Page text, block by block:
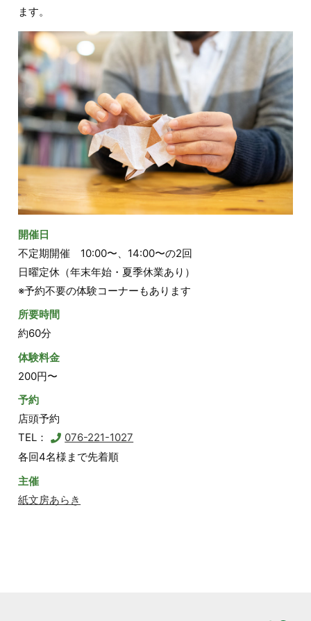
ます。
開催日
不定期開催 10:00〜、14:00〜の2回
日曜定休（年末年始・夏季休業あり）
※予約不要の体験コーナーもあります
所要時間
約60分
体験料金
200円〜
予約
店頭予約
TEL：
076-221-1027
各回4名様まで先着順
主催
紙文房あらき